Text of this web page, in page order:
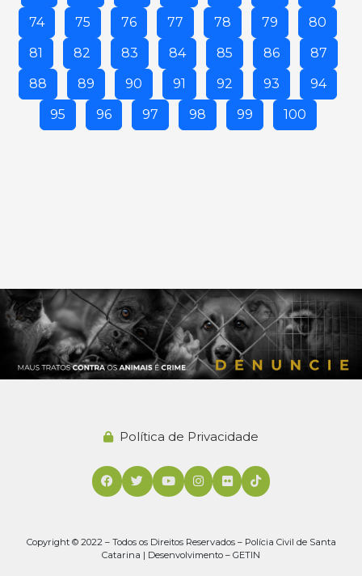
74
75 76 77 78 79
80
81
82 83 84 85 86
87
88
89 90 91 92 93
94
95
96 97 98 99 100
Política de Privacidade
Copyright © 2022 – Todos os Direitos Reservados – Polícia Civil de Santa
Catarina | Desenvolvimento – GETIN